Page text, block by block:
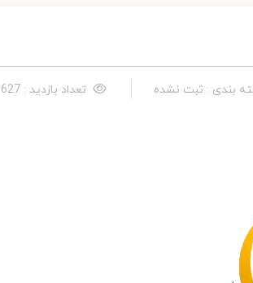
بندی : ثبت نشده تعداد بازدید : 627 نفر